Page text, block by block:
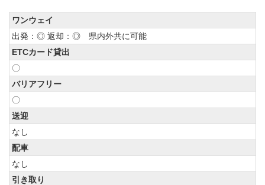
ワンウェイ
出発：◎ 返却：◎ 県内外共に可能
ETCカード貸出
〇
バリアフリー
〇
送迎
なし
配車
なし
引き取り